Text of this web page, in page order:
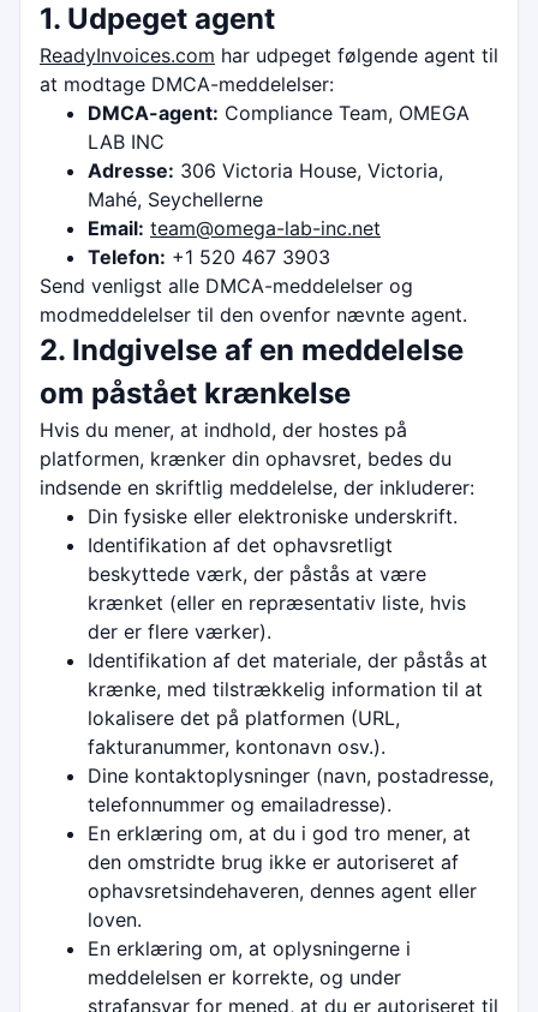
1. Udpeget agent
ReadyInvoices.com har udpeget følgende agent til
at modtage DMCA-meddelelser:
DMCA-agent: Compliance Team, OMEGA
LAB INC
Adresse: 306 Victoria House, Victoria,
Mahé, Seychellerne
Email: team@omega-lab-inc.net
Telefon: +1 520 467 3903
Send venligst alle DMCA-meddelelser og
modmeddelelser til den ovenfor nævnte agent.
2. Indgivelse af en meddelelse
om påstået krænkelse
Hvis du mener, at indhold, der hostes på
platformen, krænker din ophavsret, bedes du
indsende en skriftlig meddelelse, der inkluderer:
Din fysiske eller elektroniske underskrift.
Identifikation af det ophavsretligt
beskyttede værk, der påstås at være
krænket (eller en repræsentativ liste, hvis
der er flere værker).
Identifikation af det materiale, der påstås at
krænke, med tilstrækkelig information til at
lokalisere det på platformen (URL,
fakturanummer, kontonavn osv.).
Dine kontaktoplysninger (navn, postadresse,
telefonnummer og emailadresse).
En erklæring om, at du i god tro mener, at
den omstridte brug ikke er autoriseret af
ophavsretsindehaveren, dennes agent eller
loven.
En erklæring om, at oplysningerne i
meddelelsen er korrekte, og under
strafansvar for mened, at du er autoriseret til